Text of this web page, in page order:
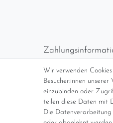
Wir verwenden
Besucher:innen
einzubinden oder
teilen diese Daten mit
Die
Paypal
Abholung